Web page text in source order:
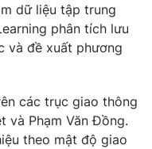
dữ liệu tập trung
phân tích lưu
và đề xuất phương
các trục giao thông
và Phạm Văn Đồng.
theo mật độ giao